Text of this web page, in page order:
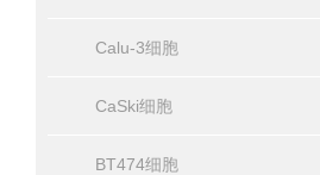
Calu-3细胞
CaSki细胞
BT474细胞